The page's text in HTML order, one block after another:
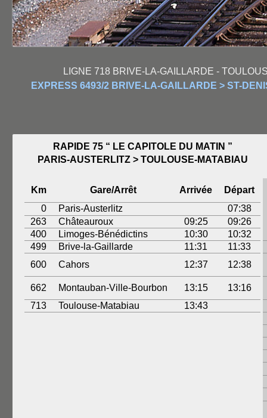
LIGNE 718 BRIVE-LA-GAILLARDE -
EXPRESS 6493/2 BRIVE-LA-GAILLARDE > ST-
RAPIDE 75 “ LE CAPITOLE DU MATIN ”
PARIS-AUSTERLITZ > TOULOUSE-MATABIAU
Km Gare/Arrêt Arrivée
Départ
0
Paris-Austerlitz
07:38
263
Châteauroux 09:25
09:26
400
Limoges-Bénédictins 10:30
10:32
499
Brive-la-Gaillarde 11:31
11:33
600
Cahors 12:37 12:38
662 Montauban-Ville-Bourbon 13:15
13:16
713
Toulouse-Matabiau 13:43